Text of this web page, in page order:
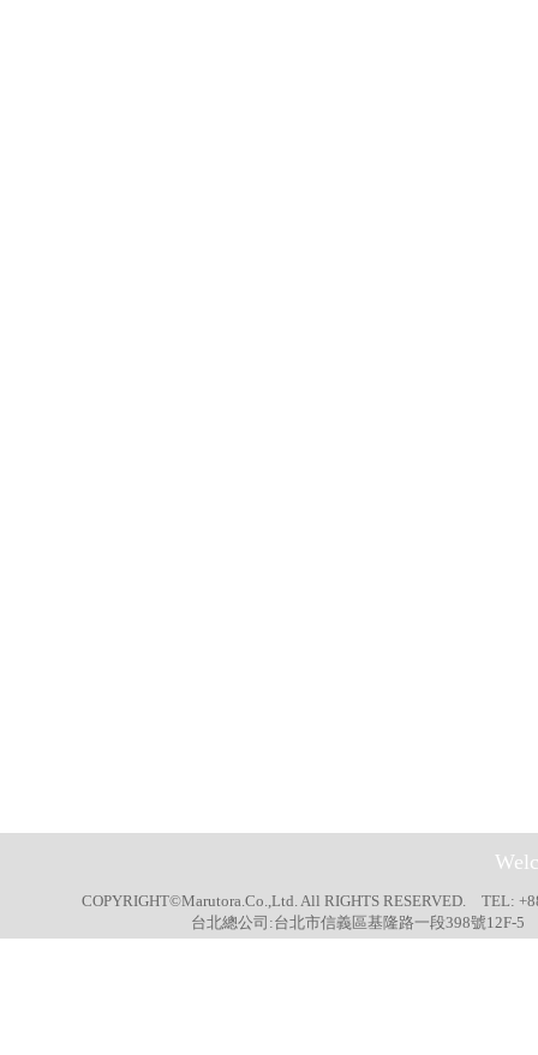
COPYRIGHT©Marutora.Co.,Ltd. All RIGHTS RESERVED. TEL:
台北總公司:台北市信義區基隆路一段398號